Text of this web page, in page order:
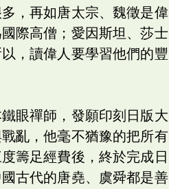
，再如唐太宗、魏徵是偉
際高僧；愛因斯坦、莎士
，讀偉人要學習他們的豐
眼禪師，發願印刻日版大
亂，他毫不猶豫的把所有
籌足經費後，終於完成日
古代的唐堯、虞舜都是善